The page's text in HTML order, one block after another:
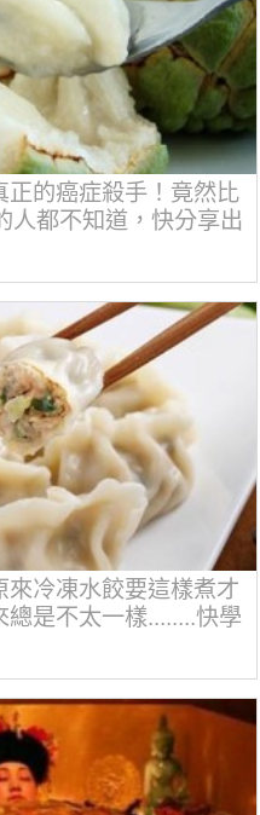
正的癌症殺手！竟然比
人都不知道，快分享出
冷凍水餃要這樣煮才
是不太一樣........快學